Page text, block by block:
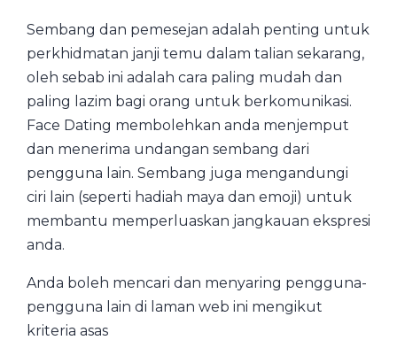
Sembang dan pemesejan adalah penting untuk
perkhidmatan janji temu dalam talian sekarang,
oleh sebab ini adalah cara paling mudah dan
paling lazim bagi orang untuk berkomunikasi.
Face Dating membolehkan anda menjemput
dan menerima undangan sembang dari
pengguna lain. Sembang juga mengandungi
ciri lain (seperti hadiah maya dan emoji) untuk
membantu memperluaskan jangkauan ekspresi
anda.
Anda boleh mencari dan menyaring pengguna-
pengguna lain di laman web ini mengikut
kriteria asas